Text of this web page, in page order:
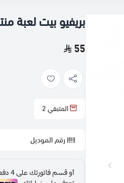
بريفيو بيت لعبة
55
المتبقي2
رقم الموديل